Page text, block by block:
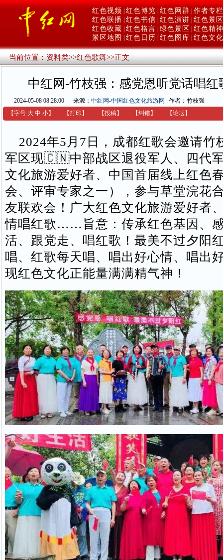
红色视频 红色博览 红色网群 作者专栏
红色联播 红色书信 红色演讲 红色景区
红色收藏 红色格言 绿色景区
红色精神
景区地图
红色日历 红色图库 红色文化
当前位置：资料类>>红色歌舞>>正文
中红网-竹枝强：感党恩听党话唱红
2024-05-08 08:28:00 来源： 中红网-中国红色文化旅游网
作者：竹枝强
【字号 大 中 小】 【打印 】 【投稿】 【纠错】 【论坛】
2024年5月7日，成都红歌会邀请竹
军区现🇨🇳中部战区退役军人、四代
文化旅游爱好者、中国首届线上红色
会、评审专家之一），参与草堂浣花
友联欢会！广大红色文化旅游爱好者
情唱红歌……旨意：传承红色基因、
活、跟党走、唱红歌！最美不过夕阳
唱、红歌每天唱、唱出好心情、唱出
现红色文化正能量满满精气神！